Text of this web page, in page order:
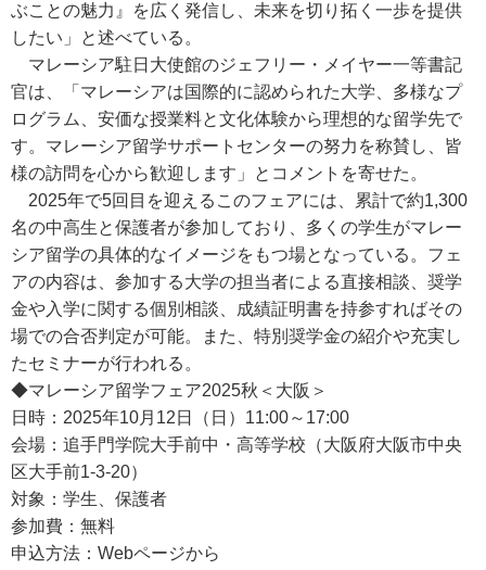
ぶことの魅力』を広く発信し、未来を切り拓く一歩を提供
したい」と述べている。
マレーシア駐日大使館のジェフリー・メイヤー一等書記
官は、「マレーシアは国際的に認められた大学、多様なプ
ログラム、安価な授業料と文化体験から理想的な留学先で
す。マレーシア留学サポートセンターの努力を称賛し、皆
様の訪問を心から歓迎します」とコメントを寄せた。
2025年で5回目を迎えるこのフェアには、累計で約1,300
名の中高生と保護者が参加しており、多くの学生がマレー
シア留学の具体的なイメージをもつ場となっている。フェ
アの内容は、参加する大学の担当者による直接相談、奨学
金や入学に関する個別相談、成績証明書を持参すればその
場での合否判定が可能。また、特別奨学金の紹介や充実し
たセミナーが行われる。
◆マレーシア留学フェア2025秋＜大阪＞
日時：2025年10月12日（日）11:00～17:00
会場：追手門学院大手前中・高等学校（大阪府大阪市中央
区大手前1-3-20）
対象：学生、保護者
参加費：無料
申込方法：Webページから